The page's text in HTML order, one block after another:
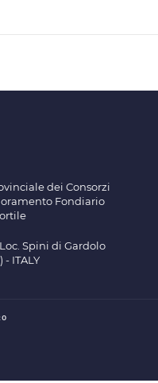
dei Consorzi
Fondiario
Spini di Gardolo
- ITALY